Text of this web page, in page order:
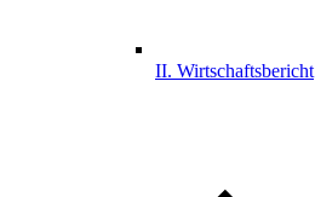
II. Wirtschaftsbericht